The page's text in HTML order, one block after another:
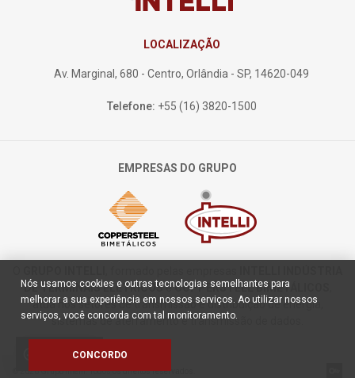
LOCALIZAÇÃO
Av. Marginal, 680 - Centro, Orlândia - SP, 14620-049
Telefone: +55 (16) 3820-1500
EMPRESAS DO GRUPO
DE TERMINAIS ELÉTRICOSeCOPPERSTEEL BIMETÁLICOS
atua nos setores de transmissão e distribuição de energia,
sistemas de aterramento e transmissão de dados.
© 2026 Grupo Intelli. Todos os direitos reservados.
Cookies
Nós usamos cookies e outras tecnologias semelhantes para
melhorar a sua experiência em nossos serviços. Ao utilizar nossos
serviços, você concorda com tal monitoramento.
CONCORDO